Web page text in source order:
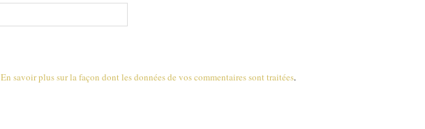
En savoir plus sur la façon dont les données de vos commentaires sont traitées.